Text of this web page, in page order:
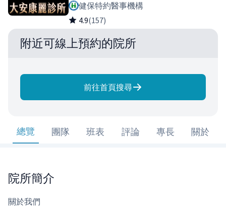
我是醫療人員
健保特約醫事機構
4.9(157)
附近可線上預約的院所
前往首頁搜尋
總覽 團隊 班表 評論 專長 關於
院所簡介
關於我們